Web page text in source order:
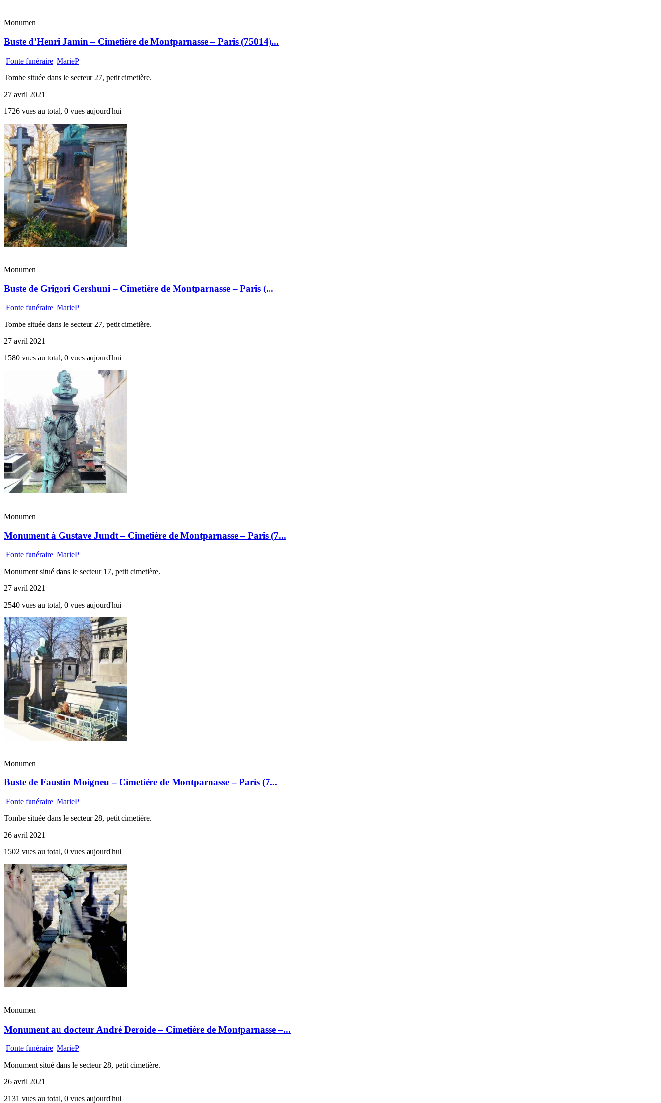
Monumen
Buste d’Henri Jamin – Cimetière de Montparnasse – Paris (75014)...
Fonte funéraire| MarieP
Tombe située dans le secteur 27, petit cimetière.
27 avril 2021
1726 vues au total, 0 vues aujourd'hui
Monumen
Buste de Grigori Gershuni – Cimetière de Montparnasse – Paris (...
Fonte funéraire| MarieP
Tombe située dans le secteur 27, petit cimetière.
27 avril 2021
1580 vues au total, 0 vues aujourd'hui
Monumen
Monument à Gustave Jundt – Cimetière de Montparnasse – Paris (7...
Fonte funéraire| MarieP
Monument situé dans le secteur 17, petit cimetière.
27 avril 2021
2540 vues au total, 0 vues aujourd'hui
Monumen
Buste de Faustin Moigneu – Cimetière de Montparnasse – Paris (7...
Fonte funéraire| MarieP
Tombe située dans le secteur 28, petit cimetière.
26 avril 2021
1502 vues au total, 0 vues aujourd'hui
Monumen
Monument au docteur André Deroide – Cimetière de Montparnasse –...
Fonte funéraire| MarieP
Monument situé dans le secteur 28, petit cimetière.
26 avril 2021
2131 vues au total, 0 vues aujourd'hui